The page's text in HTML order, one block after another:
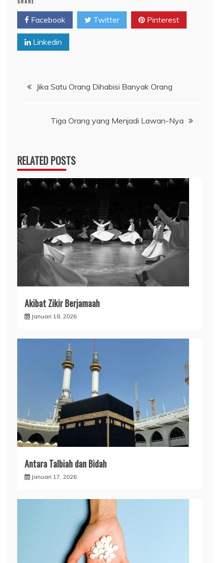
Facebook Twitter Pinterest
Linkedin
Navigasi
Jika Satu Orang Dihabisi Banyak Orang
Tiga Orang yang Menjadi Lawan-Nya
RELATED POSTS
Akibat Zikir Berjamaah
Januari 18, 2026
Antara Talbiah dan Bidah
Januari 17, 2026